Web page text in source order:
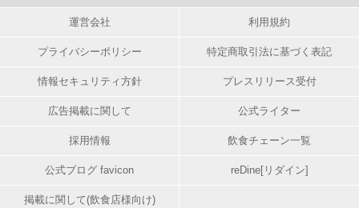
運営会社 利用規約
プライバシーポリシー 特定商取引法に基づく表記
情報セキュリティ方針 プレスリリース受付
広告掲載に関して 公式ライター
採用情報 飲食チェーン一覧
公式ブログ favicon reDine[リダイン]
掲載に関して(飲食店様向け)